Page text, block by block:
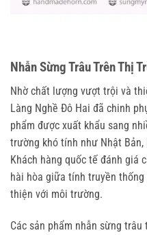
Nhẫn Sừng Trâu Trên Thị
Nhờ chất lượng vượt trội và
Làng Nghề Đô Hai đã chinh
phẩm được xuất khẩu sang
trường khó tính như Nhật Bản,
Khách hàng quốc tế đánh giá
hài hòa giữa tính truyền
thiện với môi trường.
Các sản phẩm nhẫn sừng